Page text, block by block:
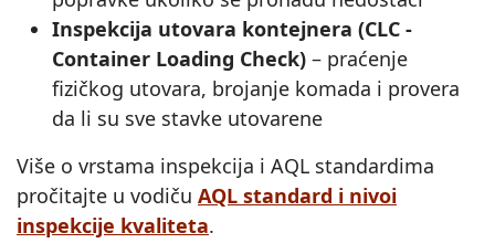
Inspekcija utovara kontejnera (CLC -
Container Loading Check) – praćenje
fizičkog utovara, brojanje komada i provera
da li su sve stavke utovarene
Više o vrstama inspekcija i AQL standardima
pročitajte u vodiču AQL standard i nivoi
inspekcije kvaliteta.